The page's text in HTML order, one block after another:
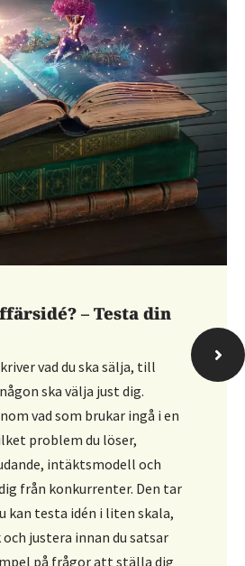
personalfesten?
hur du bokför en
vilka konton som
Den förklarar att
som
där du kan dela upp
ej avdragsgill del. Du får
och vägledning i hur
på underlagen.